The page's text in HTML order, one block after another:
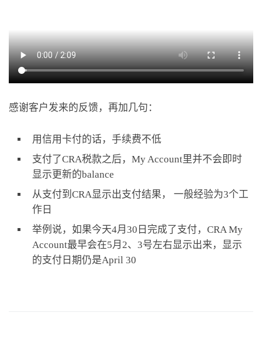
感谢客户发来的反馈，再加几句：
用信用卡付的话，手续费不低
支付了CRA税款之后，My Account里并不会即时
显示更新的balance
从支付到CRA显示出支付结果， 一般经验为3个工
作日
举例说，如果今天4月30日完成了支付，CRA My
Account最早会在5月2、3号左右显示出来，显示
的支付日期仍是April 30